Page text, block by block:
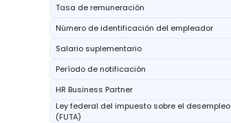
Tasa de remuneración
Número de identificación del empleador
Salario suplementario
Período de notificación
HR Business Partner
Ley federal del impuesto sobre el desempleo
(FUTA)